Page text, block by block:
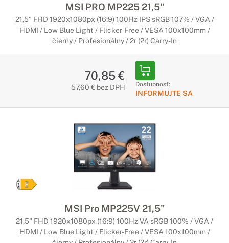
MSI PRO MP225 21,5"
21,5" FHD 1920x1080px (16:9) 100Hz IPS sRGB 107% / VGA /
HDMI / Low Blue Light / Flicker-Free / VESA 100x100mm /
čierny / Profesionálny / 2r (2r) Carry-In
70,85 €
57,60 € bez DPH Dostupnosť:
INFORMUJTE SA
MSI Pro MP225V 21,5"
21,5" FHD 1920x1080px (16:9) 100Hz VA sRGB 100% / VGA /
HDMI / Low Blue Light / Flicker-Free / VESA 100x100mm /